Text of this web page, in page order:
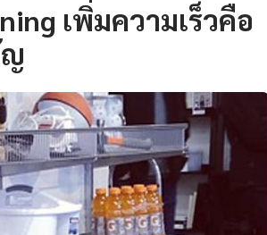
เพิ่มความเร็วคือ